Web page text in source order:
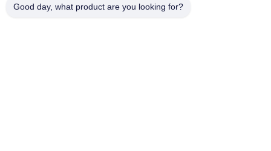
Good day, what product are you looking for?